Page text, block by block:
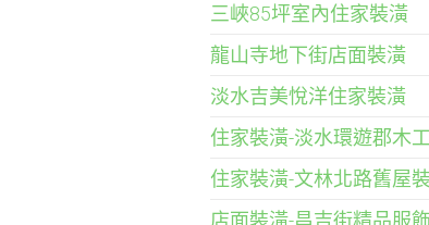
三峽85坪室內住家裝潢
龍山寺地下街店面裝潢
淡水吉美悅洋住家裝潢
住家裝潢-淡水環遊郡木
住家裝潢-文林北路舊屋
店面裝潢-昌吉街精品服